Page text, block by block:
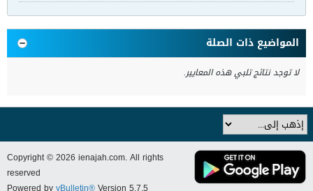
المواضيع ذات الصلة
لا توجد نتائج تلبي هذه المعايير.
Copyright © 2026 ienajah.com. All rights
reserved